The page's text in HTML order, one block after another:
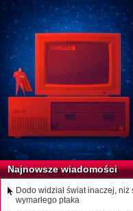
Najnowsze wiadomości
Dodo widział świat inaczej,
wymarłego ptaka